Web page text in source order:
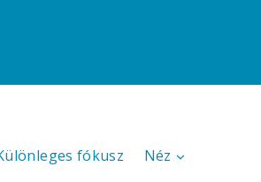
fókusz Néz